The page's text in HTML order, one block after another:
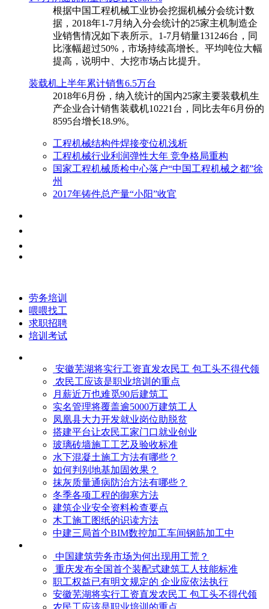
根据中国工程机械工业协会挖掘机械分会统计数
据，2018年1-7月纳入分会统计的25家主机制造企
业销售情况如下表所示。1-7月销量131246台，同
比涨幅超过50%，市场持续高增长。平均吨位大幅
提高，说明中、大挖市场占比提升。
装载机上半年累计销售6.5万台
​2018年6月份，纳入统计的国内25家主要装载机生
产企业合计销售装载机10221台，同比去年6月份的
8595台增长18.9%。
工程机械结构件焊接变位机浅析
工程机械行业利润弹性大年 竞争格局重构
国家工程机械质检中心落户“中国工程机械之都”徐
州
2017年铸件总产量“小阳”收官
劳务培训
喂喂找工
求职招聘
培训考试
安徽芜湖将实行工资直发农民工 包工头不得代领
农民工应该是职业培训的重点
月薪近万也难觅90后建筑工
实名管理将覆盖逾5000万建筑工人
凤凰县大力开发就业岗位助脱贫
搭建平台让农民工家门口就业创业
玻璃砖墙施工工艺及验收标准
水下混凝土施工方法有哪些？
如何判别地基加固效果？
抹灰质量通病防治方法有哪些？
冬季各项工程的御寒​方法
建筑企业安全资料检查要点
木工施工图纸的识读方法
中建三局首个BIM数控加工车间钢筋加工中
中国建筑劳务市场为何出现用工荒？
重庆发布全国首个装配式建筑工人技能标准
职工权益已有明文规定的 企业应依法执行
安徽芜湖将实行工资直发农民工 包工头不得代领